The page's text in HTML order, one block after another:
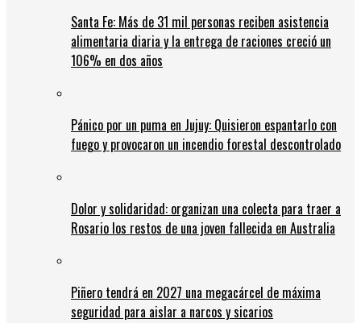
Santa Fe: Más de 31 mil personas reciben asistencia
alimentaria diaria y la entrega de raciones creció un
106% en dos años
Pánico por un puma en Jujuy: Quisieron espantarlo con
fuego y provocaron un incendio forestal descontrolado
Dolor y solidaridad: organizan una colecta para traer a
Rosario los restos de una joven fallecida en Australia
Piñero tendrá en 2027 una megacárcel de máxima
seguridad para aislar a narcos y sicarios